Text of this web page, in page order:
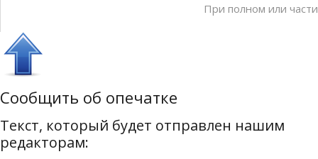
При полном или
Сообщить об опечатке
Текст, который будет отправлен нашим
редакторам: